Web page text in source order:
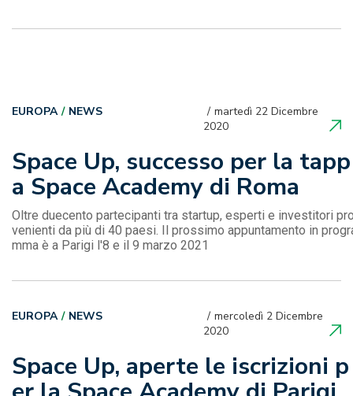
Space Up, successo per la tapp
a Space Academy di Roma
martedì 22 Dicembre
2020
EUROPA NEWS
Oltre duecento partecipanti tra startup, esperti e investitori
venienti da più di 40 paesi. Il prossimo appuntamento in
mma è a Parigi l'8 e il 9 marzo 2021
Space Up, aperte le iscrizioni p
mercoledì 2 Dicembre
2020
EUROPA NEWS